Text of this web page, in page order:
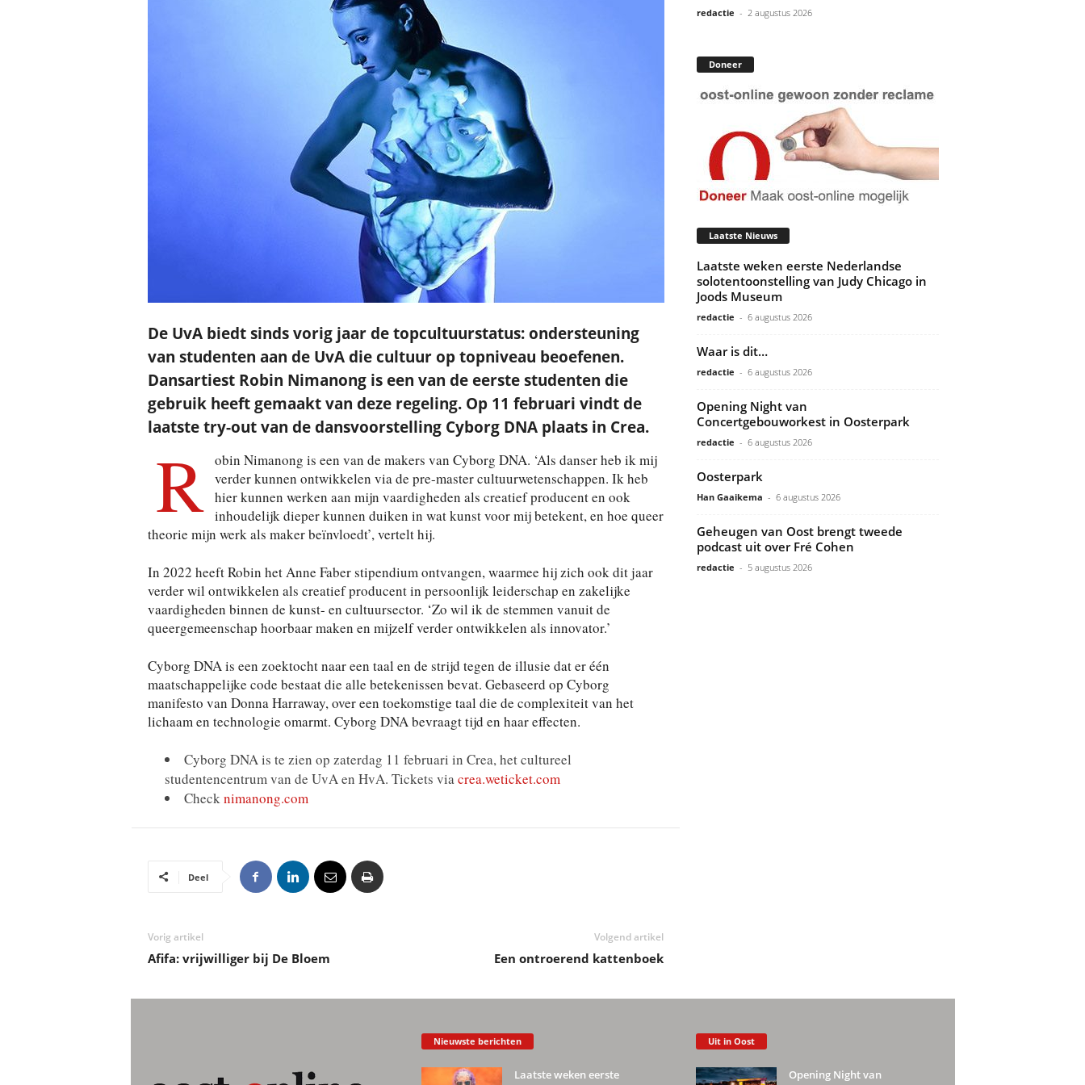
De UvA biedt sinds vorig jaar de topcultuurstatus: ondersteuning
van studenten aan de UvA die cultuur op topniveau beoefenen.
Dansartiest Robin Nimanong is een van de eerste studenten die
gebruik heeft gemaakt van deze regeling. Op 11 februari vindt de
laatste try-out van de dansvoorstelling Cyborg DNA plaats in Crea.
R obin Nimanong is een van de makers van Cyborg DNA. ‘Als danser heb ik mij
verder kunnen ontwikkelen via de pre-master cultuurwetenschappen. Ik heb
hier kunnen werken aan mijn vaardigheden als creatief producent en ook
inhoudelijk dieper kunnen duiken in wat kunst voor mij betekent, en hoe queer
theorie mijn werk als maker beïnvloedt’, vertelt hij.
In 2022 heeft Robin het Anne Faber stipendium ontvangen, waarmee hij zich ook dit jaar
verder wil ontwikkelen als creatief producent in persoonlijk leiderschap en zakelijke
vaardigheden binnen de kunst- en cultuursector. ‘Zo wil ik de stemmen vanuit de
queergemeenschap hoorbaar maken en mijzelf verder ontwikkelen als innovator.’
Cyborg DNA is een zoektocht naar een taal en de strijd tegen de illusie dat er één
maatschappelijke code bestaat die alle betekenissen bevat. Gebaseerd op Cyborg
manifesto van Donna Harraway, over een toekomstige taal die de complexiteit van het
lichaam en technologie omarmt. Cyborg DNA bevraagt tijd en haar effecten.
Cyborg DNA is te zien op zaterdag 11 februari in Crea, het cultureel
studentencentrum van de UvA en HvA. Tickets viacrea.weticket.com
Checknimanong.com
Deel
Vorig artikel
Afifa: vrijwilliger bij De Bloem
Volgend artikel
Een ontroerend kattenboek
redactie - 2 augustus 2026
Doneer
Laatste Nieuws
Laatste weken eerste Nederlandse
solotentoonstelling van Judy Chicago in
Joods Museum
redactie - 6 augustus 2026
Waar is dit…
redactie - 6 augustus 2026
Opening Night van
Concertgebouworkest in Oosterpark
redactie - 6 augustus 2026
Oosterpark
Han Gaaikema - 6 augustus 2026
Geheugen van Oost brengt tweede
podcast uit over Fré Cohen
redactie - 5 augustus 2026
Nieuwste berichten
Laatste weken eerste
Uit in Oost
Opening Night van